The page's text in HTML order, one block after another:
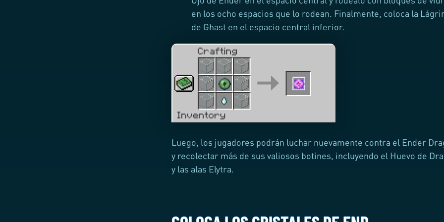
en los ocho espacios que lo rodean. Finalmente, coloca la
de Ghast en el espacio central inferior.
Luego, los jugadores podrán luchar nuevamente contra el Ender
y recolectar más de sus valiosos botines, incluyendo el Huevo de
y las alas Elytra.